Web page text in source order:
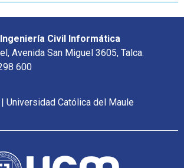
Civil Informática
Avenida San Miguel 3605, Talca.
600
Universidad Católica del Maule